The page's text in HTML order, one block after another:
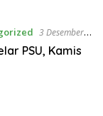
3 Desember
PSU, Kamis